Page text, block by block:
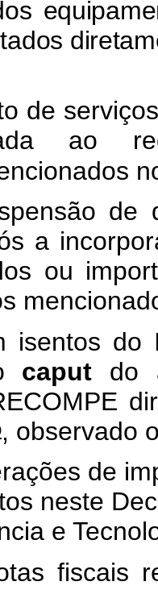
de
ao
de
a
ou
do
caput do
, observado
de
neste
e
fiscais